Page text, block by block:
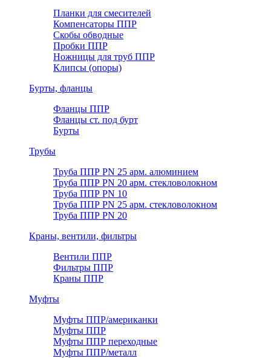
Планки для смесителей
Компенсаторы ППР
Скобы обводные
Пробки ППР
Ножницы для труб ППР
Клипсы (опоры)
Бурты, фланцы
Фланцы ППР
Фланцы ст. под бурт
Бурты
Трубы
Труба ППР PN 25 арм. алюминием
Труба ППР PN 20 арм. стекловолокном
Труба ППР PN 10
Труба ППР PN 25 арм. стекловолокном
Труба ППР PN 20
Краны, вентили, фильтры
Вентили ППР
Фильтры ППР
Краны ППР
Муфты
Муфты ППР/американки
Муфты ППР
Муфты ППР переходные
Муфты ППР/металл